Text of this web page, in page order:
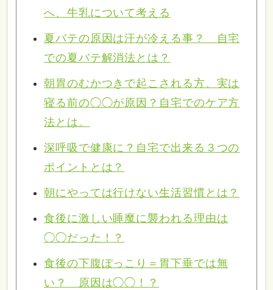
へ、牛乳について考える
夏バテの原因は汗が冷える事？ 自宅
での夏バテ解消法とは？
朝胃のむかつきで起こされる方、実は
寝る前の◯◯が原因？自宅でのケア方
法とは。
深呼吸で健康に？自宅で出来る３つの
ポイントとは？
朝にやっては行けない生活習慣とは？
食後に激しい睡魔に襲われる理由は
◯◯だった！？
食後の下腹ぽっこり＝胃下垂では無
い？ 原因は◯◯！？